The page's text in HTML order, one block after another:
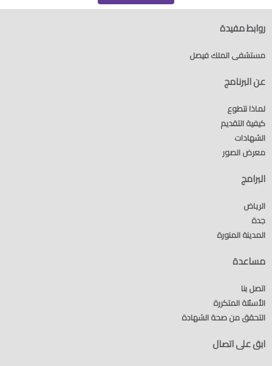
روابط مفيدة
مستشفى الملك فيصل
عن البرنامج
لماذا نتطوع
كيفية التقديم
الشهادات
معرض الصور
البرامج
الرياض
جدة
المدينة المنورة
مساعدة
اتصل بنا
الأسئلة المتكررة
التحقق من صحة الشهادة
ابق على اتصال